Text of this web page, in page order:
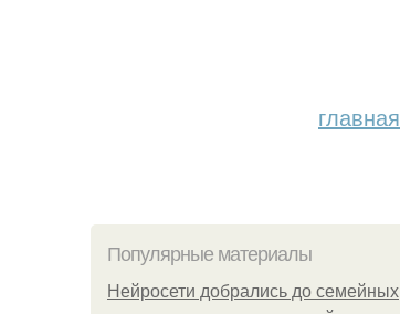
главная
Популярные материалы
Нейросети добрались до семейных